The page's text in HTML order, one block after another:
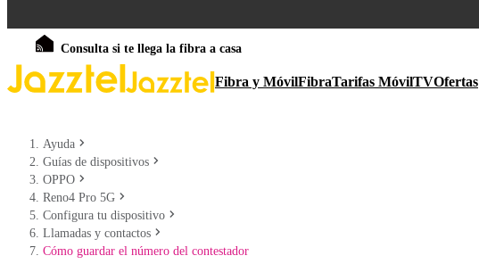
Consulta si te llega la fibra a casa
Fibra y MóvilFibraTarifas MóvilTVOfertas
Ayuda
Guías de dispositivos
OPPO
Reno4 Pro 5G
Configura tu dispositivo
Llamadas y contactos
Cómo guardar el número del contestador